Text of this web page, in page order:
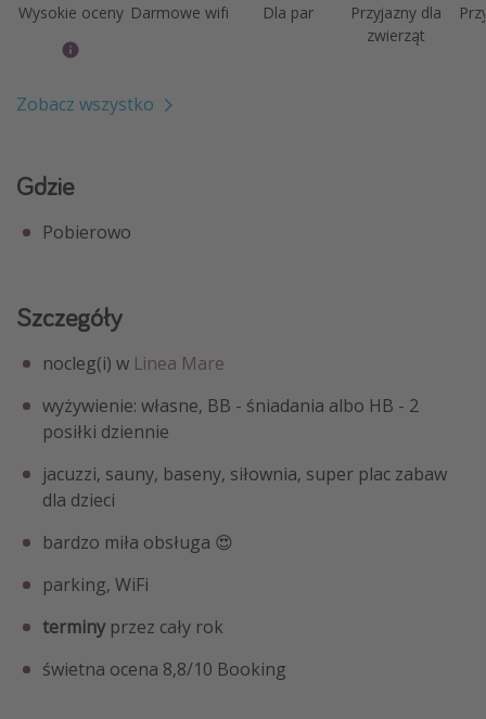
Wysokie oceny Darmowe wifi Dla par
Przyjazny dla
zwierząt
Zobacz wszystko
Gdzie
Pobierowo
Szczegóły
nocleg(i) w Linea Mare
wyżywienie: własne, BB - śniadania albo HB - 2
posiłki dziennie
jacuzzi, sauny, baseny, siłownia, super plac zabaw
dla dzieci
bardzo miła obsługa 😍
parking, WiFi
terminy przez cały rok
świetna ocena 8,8/10 Booking